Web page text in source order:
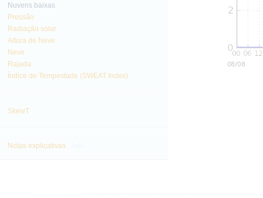
Nuvens baixas
Pressão
Radiação solar
Altura de Neve
Neve
Rajada
Índice de Tempestade (SWEAT Index)
SkewT
Notas explicativas